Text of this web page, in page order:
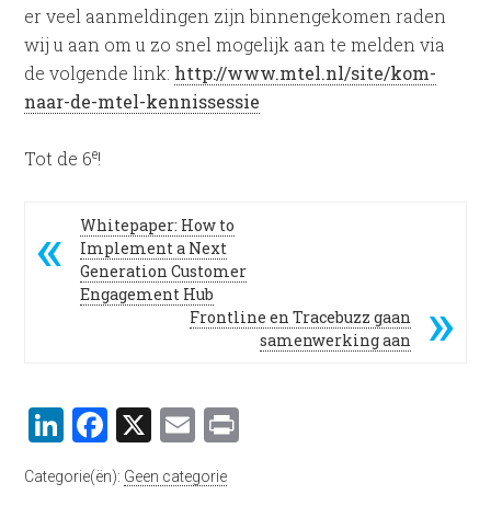
er veel aanmeldingen zijn binnengekomen raden
wij u aan om u zo snel mogelijk aan te melden via
de volgende link: http://www.mtel.nl/site/kom-
naar-de-mtel-kennissessie
Tot de 6e!
Whitepaper: How to
Implement a Next
Generation Customer
Engagement Hub
Frontline en Tracebuzz gaan
samenwerking aan
LinkedIn
Facebook
X Email
Categorie(ën): Geen categorie